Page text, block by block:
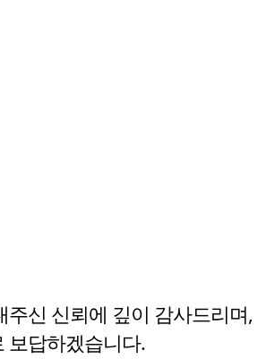
주신 신뢰에 깊이 감사드리며,
보답하겠습니다.